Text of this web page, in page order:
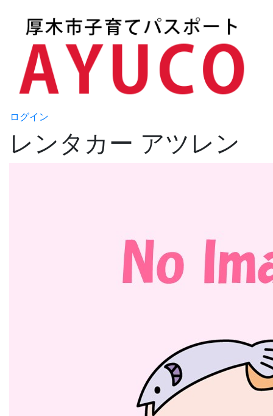
ログイン
レンタカー アツレン